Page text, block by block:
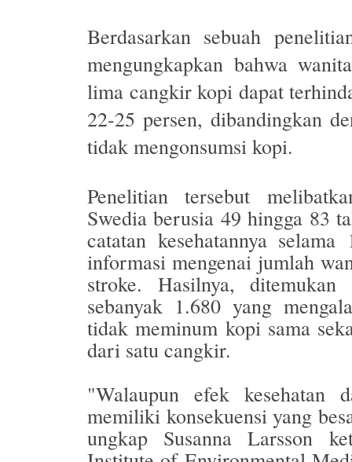
Berdasarkan sebuah
mengungkapkan bahwa
lima cangkir kopi dapat
22-25 persen, dibandingkan
tidak mengonsumsi kopi.
Penelitian tersebut
Swedia berusia 49 hingga 83
catatan kesehatannya
informasi mengenai jumlah
stroke. Hasilnya,
sebanyak 1.680 yang
tidak meminum kopi sama
dari satu cangkir.
"Walaupun efek
memiliki konsekuensi yang
ungkap Susanna Larsson